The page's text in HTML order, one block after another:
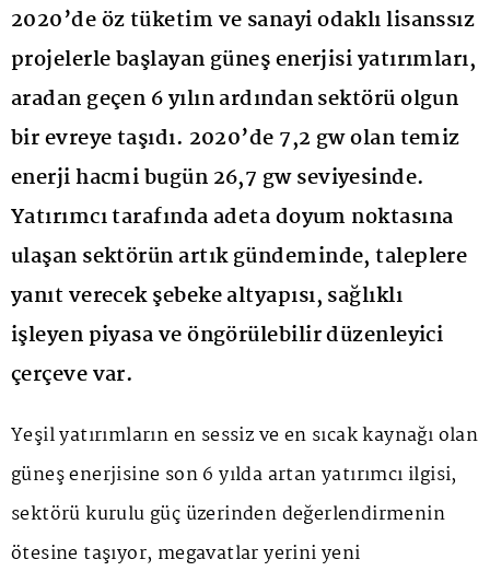
2020’de öz tüketim ve sanayi odaklı lisanssız
projelerle başlayan güneş enerjisi yatırımları,
aradan geçen 6 yılın ardından sektörü olgun
bir evreye taşıdı. 2020’de 7,2 gw olan temiz
enerji hacmi bugün 26,7 gw seviyesinde.
Yatırımcı tarafında adeta doyum noktasına
ulaşan sektörün artık gündeminde, taleplere
yanıt verecek şebeke altyapısı, sağlıklı
işleyen piyasa ve öngörülebilir düzenleyici
çerçeve var.
Yeşil yatırımların en sessiz ve en sıcak kaynağı olan
güneş enerjisine son 6 yılda artan yatırımcı ilgisi,
sektörü kurulu güç üzerinden değerlendirmenin
ötesine taşıyor, megavatlar yerini yeni